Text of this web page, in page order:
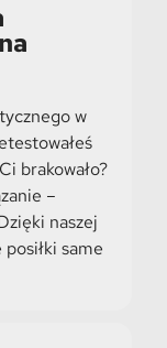
w
brakowało?
–
naszej
same